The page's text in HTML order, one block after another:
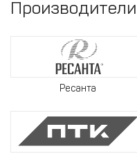
Производители
Ресанта